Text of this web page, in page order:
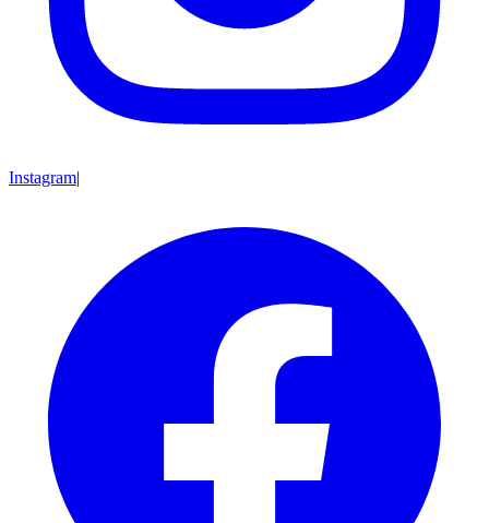
Instagram|